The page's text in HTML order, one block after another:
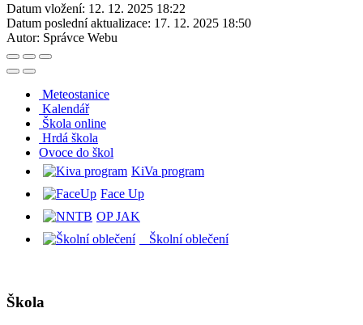
Datum vložení: 12. 12. 2025 18:22
Datum poslední aktualizace: 17. 12. 2025 18:50
Autor: Správce Webu
Meteostanice
Kalendář
Škola online
Hrdá škola
Ovoce do škol
KiVa program
Face Up
OP JAK
Školní oblečení
Škola